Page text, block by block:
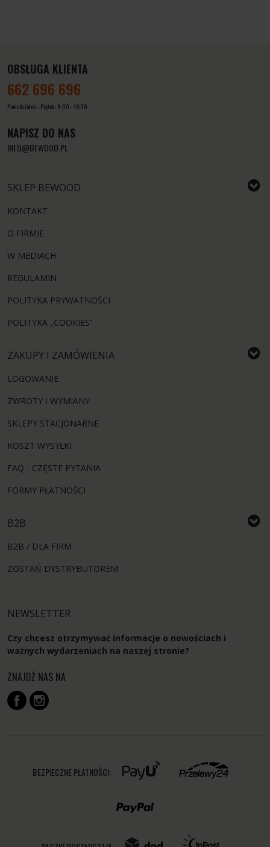
OBSŁUGA KLIENTA
662 696 696
Poniedziałek - Piątek: 8:00 - 16:00
NAPISZ DO NAS
INFO@BEWOOD.PL
SKLEP BEWOOD
KONTAKT
O FIRMIE
W MEDIACH
REGULAMIN
POLITYKA PRYWATNOŚCI
POLITYKA „COOKIES”
ZAKUPY I ZAMÓWIENIA
LOGOWANIE
ZWROTY I WYMIANY
SKLEPY STACJONARNE
KOSZT WYSYŁKI
FAQ - CZĘSTE PYTANIA
FORMY PŁATNOŚCI
B2B
B2B / DLA FIRM
ZOSTAŃ DYSTRYBUTOREM
NEWSLETTER
Czy chcesz otrzymywać informacje o nowościach i
ważnych wydarzeniach na naszej stronie?
ZNAJDŹ NAS NA
BEZPIECZNE PŁATNOŚCI: